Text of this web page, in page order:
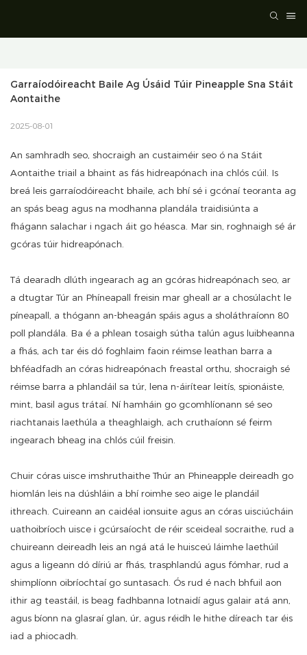
Garraíodóireacht Baile Ag Úsáid Túir Pineapple Sna Stáit
Aontaithe
2025-08-01
An samhradh seo, shocraigh an custaiméir seo ó na Stáit
Aontaithe triail a bhaint as fás hidreapónach ina chlós cúil. Is
breá leis garraíodóireacht bhaile, ach bhí sé i gcónaí teoranta ag
an spás beag agus na modhanna plandála traidisiúnta a
fhágann salachar i ngach áit go héasca. Mar sin, roghnaigh sé ár
gcóras túir hidreapónach.
Tá dearadh dlúth ingearach ag an gcóras hidreapónach seo, ar
a dtugtar Túr an Phíneapall freisin mar gheall ar a chosúlacht le
píneapall, a thógann an-bheagán spáis agus a sholáthraíonn 80
poll plandála. Ba é a phlean tosaigh sútha talún agus luibheanna
a fhás, ach tar éis dó foghlaim faoin réimse leathan barra a
bhféadfadh an córas hidreapónach freastal orthu, shocraigh sé
réimse barra a phlandáil sa túr, lena n-áirítear leitís, spionáiste,
mint, basil agus trátaí. Ní hamháin go gcomhlíonann sé seo
riachtanais laethúla a theaghlaigh, ach cruthaíonn sé feirm
ingearach bheag ina chlós cúil freisin.
Chuir córas uisce imshruthaithe Thúr an Phineapple deireadh go
hiomlán leis na dúshláin a bhí roimhe seo aige le plandáil
ithreach. Cuireann an caidéal ionsuite agus an córas uisciúcháin
uathoibríoch uisce i gcúrsaíocht de réir sceideal socraithe, rud a
chuireann deireadh leis an ngá atá le huisceú láimhe laethúil
agus a ligeann dó díriú ar fhás, trasphlandú agus fómhar, rud a
shimplíonn oibríochtaí go suntasach. Ós rud é nach bhfuil aon
ithir ag teastáil, is beag fadhbanna lotnaidí agus galair atá ann,
agus bíonn na glasraí glan, úr, agus réidh le hithe díreach tar éis
iad a phiocadh.